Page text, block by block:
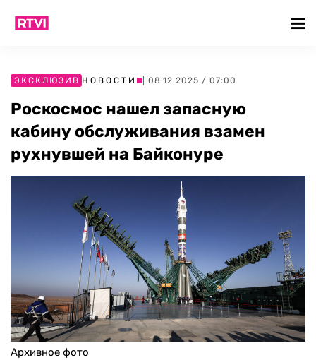
ЭКСКЛЮЗИВ НОВОСТИ | 08.12.2025 / 07:00
Роскосмос нашел запасную
кабину обслуживания взамен
рухнувшей на Байконуре
Архивное фото